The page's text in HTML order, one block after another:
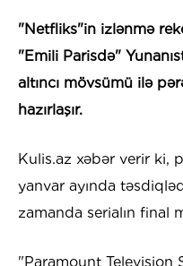
​"Netfliks"in izlənmə
"Emili Parisdə"
altıncı mövsümü ilə
hazırlaşır.
Kulis.az xəbər verir ki,
yanvar ayında
zamanda serialın final
"Paramount Television